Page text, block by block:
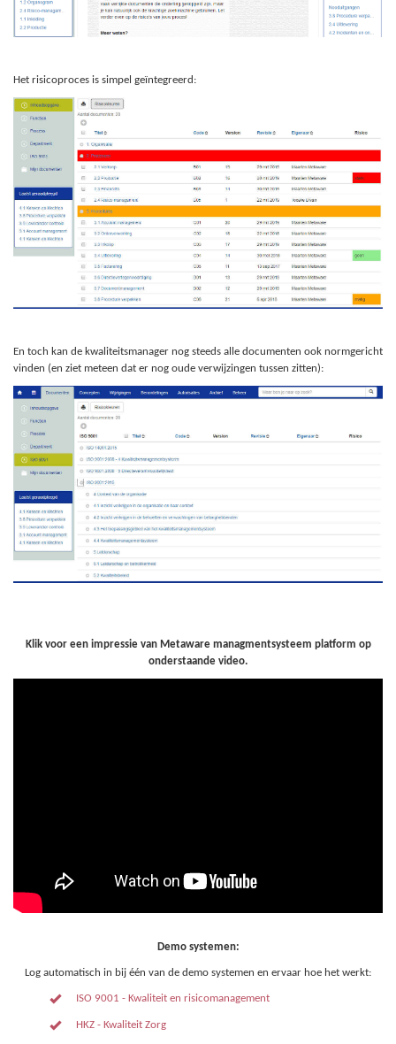
Het risicoproces is simpel geïntegreerd:
En toch kan de kwaliteitsmanager nog steeds alle documenten ook normgericht
vinden (en ziet meteen dat er nog oude verwijzingen tussen zitten):
Klik voor een impressie van Metaware managmentsysteem platform op
onderstaande video.
Demo systemen:
Log automatisch in bij één van de demo systemen en ervaar hoe het werkt:
ISO 9001 - Kwaliteit en risicomanagement
HKZ - Kwaliteit Zorg